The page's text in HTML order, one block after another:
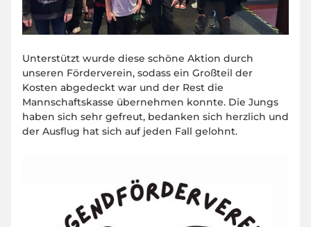
Unterstützt wurde diese schöne Aktion durch
unseren Förderverein, sodass ein Großteil der
Kosten abgedeckt war und der Rest die
Mannschaftskasse übernehmen konnte. Die Jungs
haben sich sehr gefreut, bedanken sich herzlich und
der Ausflug hat sich auf jeden Fall gelohnt.